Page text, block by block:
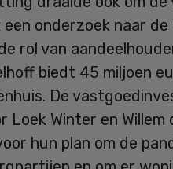
onderzoek naar de
rol van
biedt 45 miljoen
De
Loek Winter en Willem
hun plan om de